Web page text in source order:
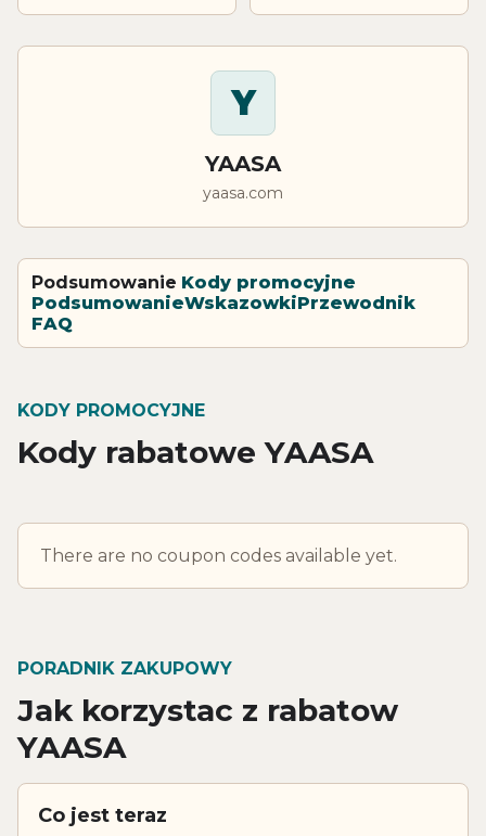
Y
YAASA
yaasa.com
Podsumowanie Kody promocyjne
PodsumowanieWskazowkiPrzewodnik
FAQ
KODY PROMOCYJNE
Kody rabatowe YAASA
There are no coupon codes available yet.
PORADNIK ZAKUPOWY
Jak korzystac z rabatow
YAASA
Co jest teraz